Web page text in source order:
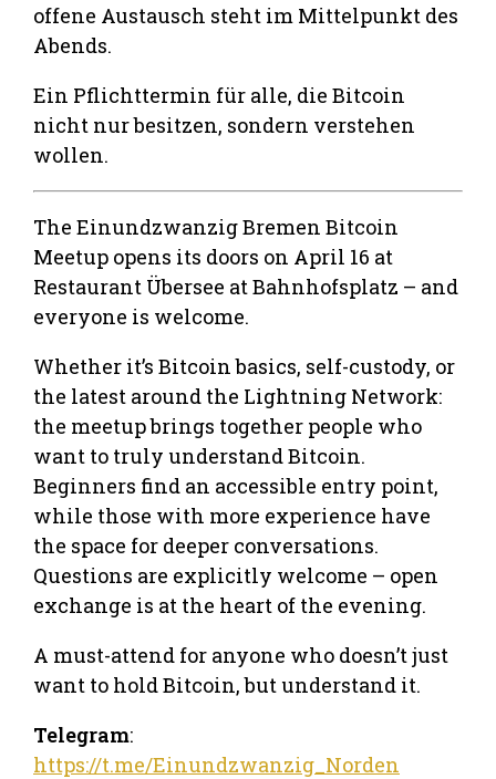
offene Austausch steht im Mittelpunkt des
Abends.
Ein Pflichttermin für alle, die Bitcoin
nicht nur besitzen, sondern verstehen
wollen.
The Einundzwanzig Bremen Bitcoin
Meetup opens its doors on April 16 at
Restaurant Übersee at Bahnhofsplatz – and
everyone is welcome.
Whether it’s Bitcoin basics, self-custody, or
the latest around the Lightning Network:
the meetup brings together people who
want to truly understand Bitcoin.
Beginners find an accessible entry point,
while those with more experience have
the space for deeper conversations.
Questions are explicitly welcome – open
exchange is at the heart of the evening.
A must-attend for anyone who doesn’t just
want to hold Bitcoin, but understand it.
Telegram:
https://t.me/Einundzwanzig_Norden